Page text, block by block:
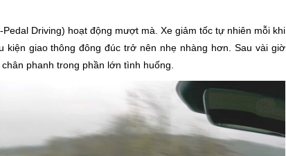
Driving) hoạt động mượt mà. Xe giảm tốc tự nhiên mỗi khi
kiện giao thông đông đúc trở nên nhẹ nhàng hơn. Sau vài giờ
phanh trong phần lớn tình huống.